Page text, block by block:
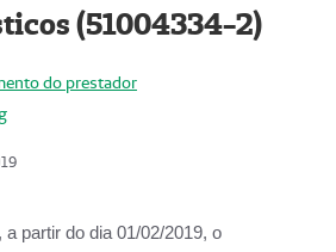
(51004334-2)
do prestador
a partir do dia 01/02/2019, o